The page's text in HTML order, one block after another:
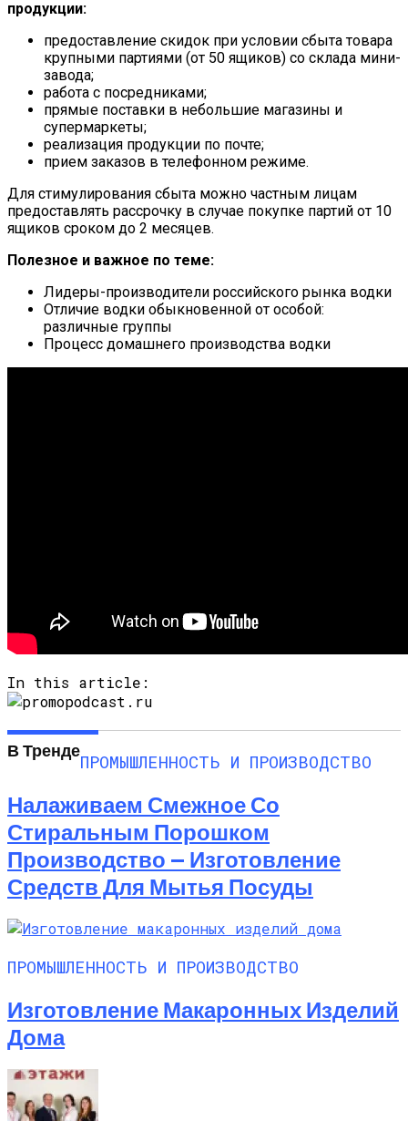
продукции:
предоставление скидок при условии сбыта товара
крупными партиями (от 50 ящиков) со склада мини-
завода;
работа с посредниками;
прямые поставки в небольшие магазины и
супермаркеты;
реализация продукции по почте;
прием заказов в телефонном режиме.
Для стимулирования сбыта можно частным лицам
предоставлять рассрочку в случае покупке партий от 10
ящиков сроком до 2 месяцев.
Полезное и важное по теме:
Лидеры-производители российского рынка водки
Отличие водки обыкновенной от особой:
различные группы
Процесс домашнего производства водки
In this article:
В Тренде
ПРОМЫШЛЕННОСТЬ И ПРОИЗВОДСТВО
Налаживаем Смежное Со
Стиральным Порошком
Производство — Изготовление
Средств Для Мытья Посуды
ПРОМЫШЛЕННОСТЬ И ПРОИЗВОДСТВО
Изготовление Макаронных Изделий
Дома